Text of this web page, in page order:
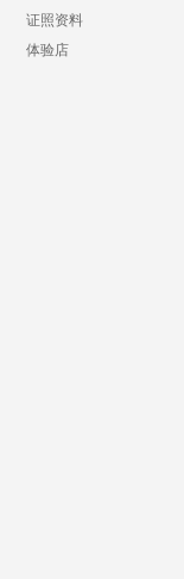
证照资料
体验店